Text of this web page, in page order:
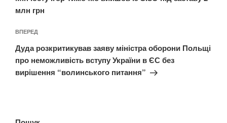
млн грн
Наступний
запис
ВПЕРЕД
Дуда розкритикував заяву міністра оборони Польщі
про неможливість вступу України в ЄС без
вирішення “волинського питання”